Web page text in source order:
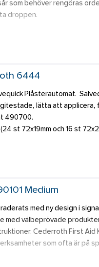
som behöver rengöras
droppen.
2 under transport till sjukhus
6444
Plåsterautomat.
lätta att applicera,
490700.
st 72x19mm och 16 st
Medium
med ny design i
med välbeprövade
Cederroth First Aid
som ofta är på
Väskan är gjord i